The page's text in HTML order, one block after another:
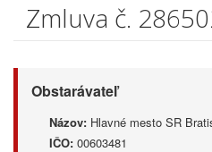
Zmluva č.
Obstarávateľ
Názov: Hlavné mesto SR
IČO: 00603481